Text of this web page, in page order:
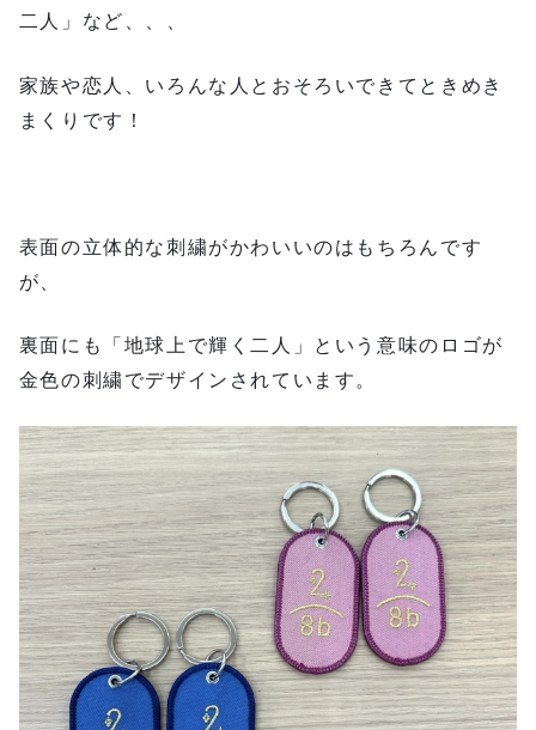
二人」など、、、
家族や恋人、いろんな人とおそろいできてときめき
まくりです！
表面の立体的な刺繍がかわいいのはもちろんです
が、
裏面にも「地球上で輝く二人」という意味のロゴが
金色の刺繍でデザインされています。